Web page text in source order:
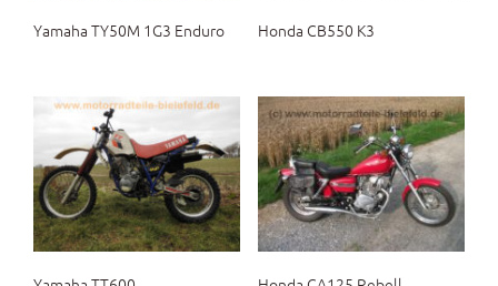
Yamaha TY50M 1G3 Enduro Honda CB550 K3